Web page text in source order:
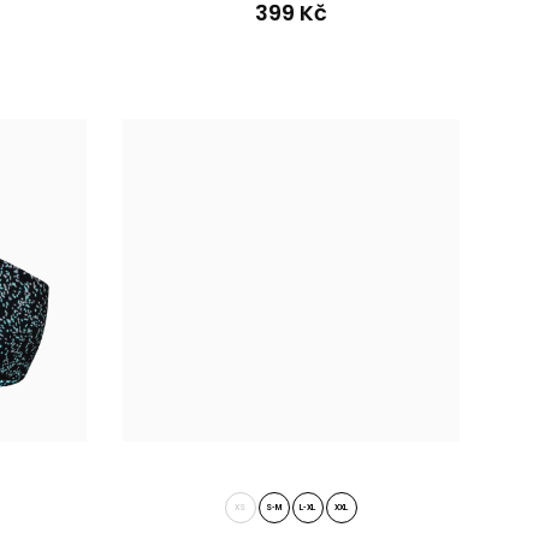
růžováSportovci věnují pozornost své výbavě a to i při
399 Kč
XS S-M L-XL XXL